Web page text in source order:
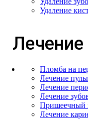
Удаление
Лечение
Пломба на
Лечение
Лечение
Лечение
Пришеечный
Лечение